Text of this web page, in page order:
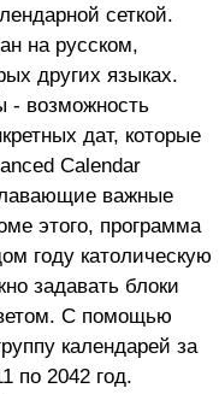
сеткой.
на русском,
других языках.
- возможность
дат, которые
Calendar
важные
этого, программа
году католическую
задавать блоки
С помощью
календарей за
по 2042 год.